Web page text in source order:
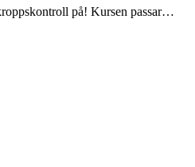
på! Kursen passar…